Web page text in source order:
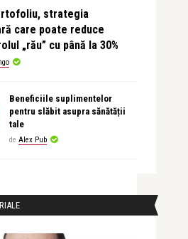
strategia
care poate reduce
„rău” cu până la 30%
Beneficiile suplimentelor
pentru slăbit asupra sănătății
tale
de Alex Pub